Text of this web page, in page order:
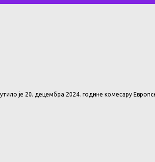
је 20. децембра 2024. године комесару